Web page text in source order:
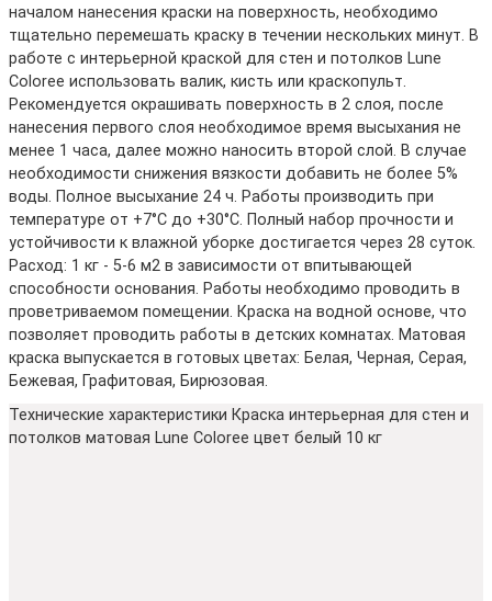
началом нанесения краски на поверхность, необходимо
тщательно перемешать краску в течении нескольких минут. В
работе с интерьерной краской для стен и потолков Lune
Coloree использовать валик, кисть или краскопульт.
Рекомендуется окрашивать поверхность в 2 слоя, после
нанесения первого слоя необходимое время высыхания не
менее 1 часа, далее можно наносить второй слой. В случае
необходимости снижения вязкости добавить не более 5%
воды. Полное высыхание 24 ч. Работы производить при
температуре от +7°С до +30°С. Полный набор прочности и
устойчивости к влажной уборке достигается через 28 суток.
Расход: 1 кг - 5-6 м2 в зависимости от впитывающей
способности основания. Работы необходимо проводить в
проветриваемом помещении. Краска на водной основе, что
позволяет проводить работы в детских комнатах. Матовая
краска выпускается в готовых цветах: Белая, Черная, Серая,
Бежевая, Графитовая, Бирюзовая.
Технические характеристики Краска интерьерная для стен и
потолков матовая Lune Coloree цвет белый 10 кг